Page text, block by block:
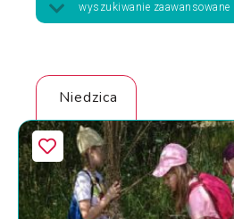
wyszukiwanie zaawansowane
Niedzica